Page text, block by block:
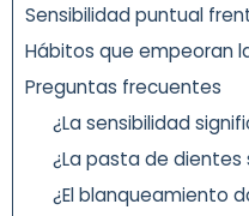
Sensibilidad puntual
Hábitos que empeoran
Preguntas frecuentes
¿La sensibilidad
¿La pasta de dientes
¿El blanqueamiento